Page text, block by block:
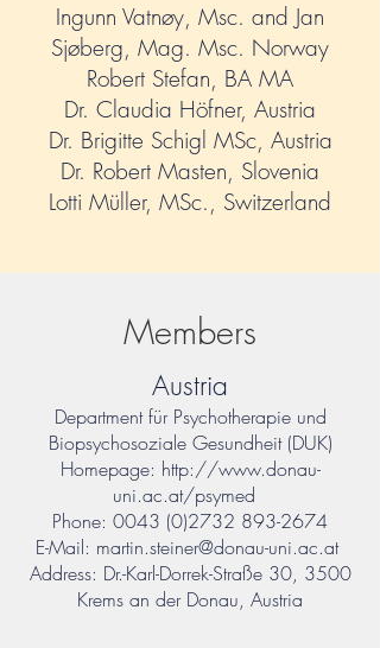
Ingunn Vatnøy, Msc. and Jan
Sjøberg, Mag. Msc. Norway
Robert Stefan, BA MA
Dr. Claudia Höfner, Austria
Dr. Brigitte Schigl MSc, Austria
Dr. Robert Masten, Slovenia
Lotti Müller, MSc., Switzerland
Members
Austria
Department für Psychotherapie und
Biopsychosoziale Gesundheit (DUK)
Homepage: http://www.donau-
uni.ac.at/psymed
Phone: 0043 (0)2732 893-2674
E-Mail: martin.steiner@donau-uni.ac.at
Address: Dr.-Karl-Dorrek-Straße 30, 3500
Krems an der Donau, Austria